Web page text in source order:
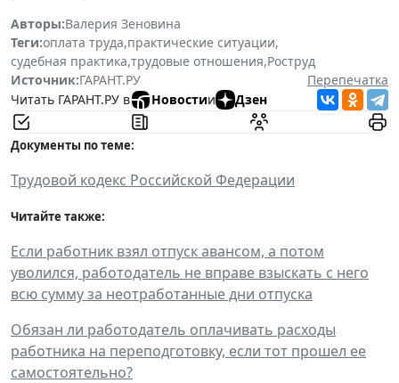
Авторы:Валерия Зеновина
Теги:оплата труда,практические ситуации,
судебная практика,трудовые отношения,Роструд
Источник:ГАРАНТ.РУ
Перепечатка
Читать ГАРАНТ.РУ в
Новостии Дзен
Документы по теме:
Трудовой кодекс Российской Федерации
Читайте также:
Если работник взял отпуск авансом, а потом
уволился, работодатель не вправе взыскать с него
всю сумму за неотработанные дни отпуска
Обязан ли работодатель оплачивать расходы
работника на переподготовку, если тот прошел ее
самостоятельно?